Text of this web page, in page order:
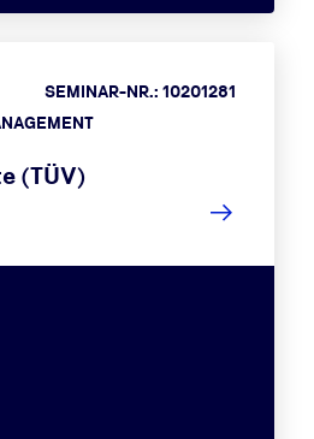
SEMINAR-NR.: 10201281
(TÜV)